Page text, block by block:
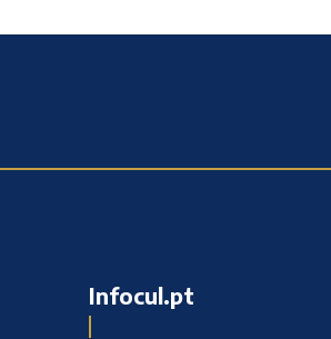
Infocul.pt